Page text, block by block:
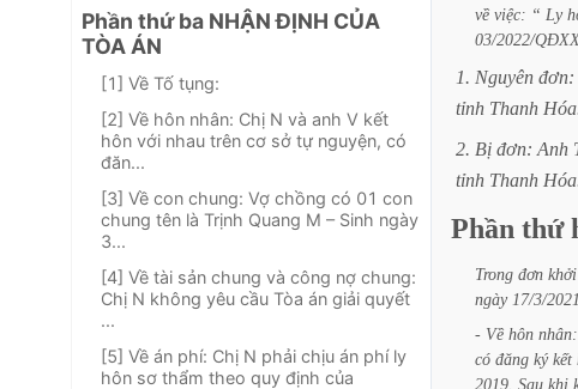
Phần thứ ba NHẬN ĐỊNH CỦA
TÒA ÁN
[1] Về Tố tụng:
[2] Về hôn nhân: Chị N và anh V kết
hôn với nhau trên cơ sở tự nguyện, có
đăn...
[3] Về con chung: Vợ chồng có 01 con
chung tên là Trịnh Quang M – Sinh ngày
3...
[4] Về tài sản chung và công nợ chung:
Chị N không yêu cầu Tòa án giải quyết
...
[5] Về án phí: Chị N phải chịu án phí ly
hôn sơ thẩm theo quy định của
về việc: “ Ly
03/2022/
1. Nguyên đơn:
tỉnh Thanh
2. Bị đơn: Anh
tỉnh Thanh
Phần thứ
Trong đơn khởi
ngày 17/3/2021
- Về hôn nhân:
có đăng ký kết
2019. Sau khi